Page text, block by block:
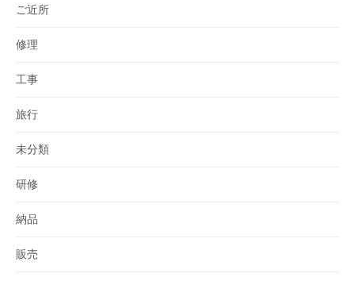
ご近所
修理
工事
旅行
未分類
研修
納品
販売